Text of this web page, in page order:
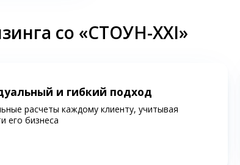
со «СТОУН-XXI»
и гибкий подход
расчеты каждому клиенту, учитывая
его бизнеса